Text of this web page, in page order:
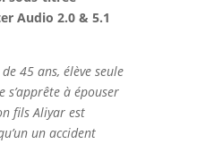
Audio 2.0 & 5.1
45 ans, élève seule
s’apprête à épouser
fils Aliyar est
un accident